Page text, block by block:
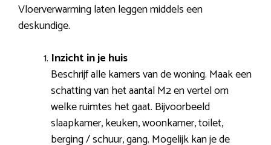
Vloerverwarming laten leggen middels een
deskundige.
Inzicht in je huis
Beschrijf alle kamers van de woning. Maak een
schatting van het aantal M2 en vertel om
welke ruimtes het gaat. Bijvoorbeeld
slaapkamer, keuken, woonkamer, toilet,
berging / schuur, gang. Mogelijk kan je de